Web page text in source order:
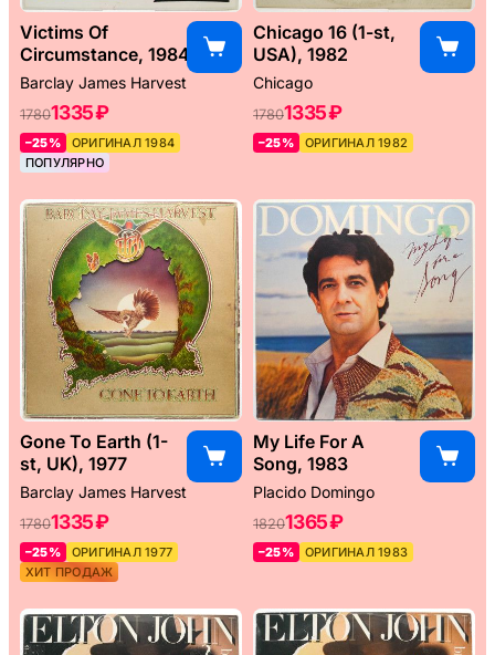
Victims Of
Circumstance, 1984
Barclay James Harvest
17801335 ₽
–25%
ОРИГИНАЛ 1984
ПОПУЛЯРНО
Chicago 16 (1-st,
USA), 1982
Chicago
17801335 ₽
–25% ОРИГИНАЛ 1982
Gone To Earth (1-
st, UK), 1977
Barclay James Harvest
17801335 ₽
–25%
ОРИГИНАЛ 1977
ХИТ ПРОДАЖ
My Life For A
Song, 1983
Placido Domingo
18201365 ₽
–25% ОРИГИНАЛ 1983